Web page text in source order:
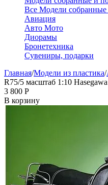
Все Модели
Авиация
Авто Мото
Диорамы
Бронетехника
Сувениры, подарки
Главная/Модели из пластика/
R75/5 масштаб 1:10
3 800 Р
В корзину